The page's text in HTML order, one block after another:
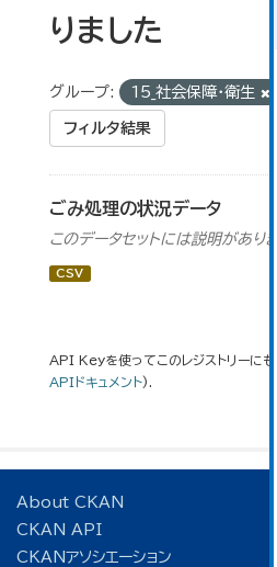
りました
グループ: 15_社会保障・衛生
フィルタ結果
ごみ処理の状況データ
このデータセットには説明があり
CSV
API Keyを使ってこのレジストリーに
APIドキュメント).
About CKAN
CKAN API
CKANアソシエーション